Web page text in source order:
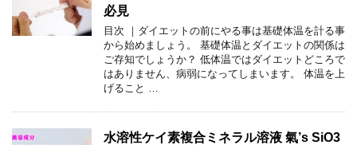
必見
目次 ｜ダイエットの前にやる事は基礎体温を計る事
から始めましょう。 基礎体温とダイエットの関係は
ご存知でしょうか？ 低体温ではダイエットどころで
はありません、病弱になってしまいます。 体温を上
げること …
水溶性ケイ素複合ミネラル溶液 氣’s SiO3